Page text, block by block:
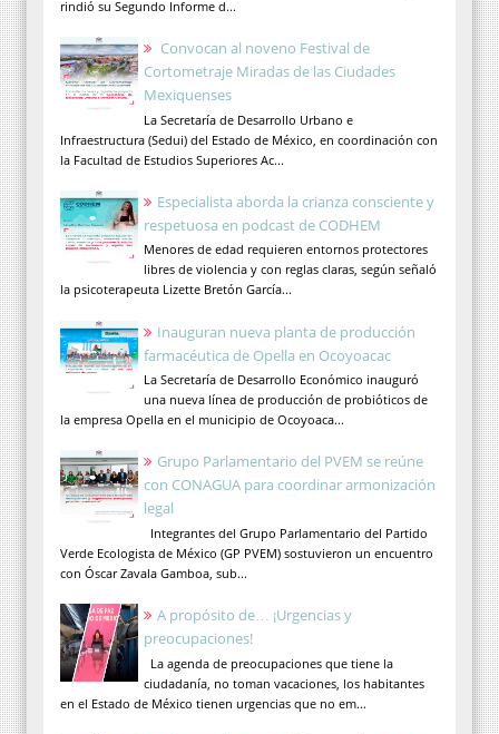
rindió su Segundo Informe d...
Convocan al noveno Festival de
Cortometraje Miradas de las Ciudades
Mexiquenses
La Secretaría de Desarrollo Urbano e
Infraestructura (Sedui) del Estado de México, en coordinación con
la Facultad de Estudios Superiores Ac...
Especialista aborda la crianza consciente y
respetuosa en podcast de CODHEM
Menores de edad requieren entornos protectores
libres de violencia y con reglas claras, según señaló
la psicoterapeuta Lizette Bretón García...
Inauguran nueva planta de producción
farmacéutica de Opella en Ocoyoacac
La Secretaría de Desarrollo Económico inauguró
una nueva línea de producción de probióticos de
la empresa Opella en el municipio de Ocoyoaca...
Grupo Parlamentario del PVEM se reúne
con CONAGUA para coordinar armonización
legal
Integrantes del Grupo Parlamentario del Partido
Verde Ecologista de México (GP PVEM) sostuvieron un encuentro
con Óscar Zavala Gamboa, sub...
A propósito de… ¡Urgencias y
preocupaciones!
La agenda de preocupaciones que tiene la
ciudadanía, no toman vacaciones, los habitantes
en el Estado de México tienen urgencias que no em...